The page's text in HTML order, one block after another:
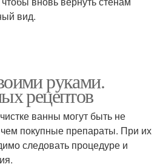
вид.
руками.
рецептов
ванны могут быть не
покупные препараты. При их
следовать процедуре и